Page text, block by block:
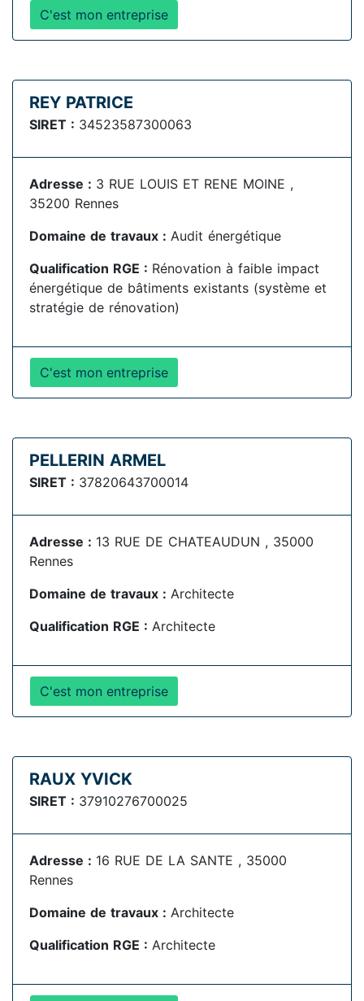
C'est mon entreprise
REY PATRICE
SIRET : 34523587300063
Adresse : 3 RUE LOUIS ET RENE MOINE ,
35200 Rennes
Domaine de travaux : Audit énergétique
Qualification RGE : Rénovation à faible impact
énergétique de bâtiments existants (système et
stratégie de rénovation)
C'est mon entreprise
PELLERIN ARMEL
SIRET : 37820643700014
Adresse : 13 RUE DE CHATEAUDUN , 35000
Rennes
Domaine de travaux : Architecte
Qualification RGE : Architecte
C'est mon entreprise
RAUX YVICK
SIRET : 37910276700025
Adresse : 16 RUE DE LA SANTE , 35000
Rennes
Domaine de travaux : Architecte
Qualification RGE : Architecte